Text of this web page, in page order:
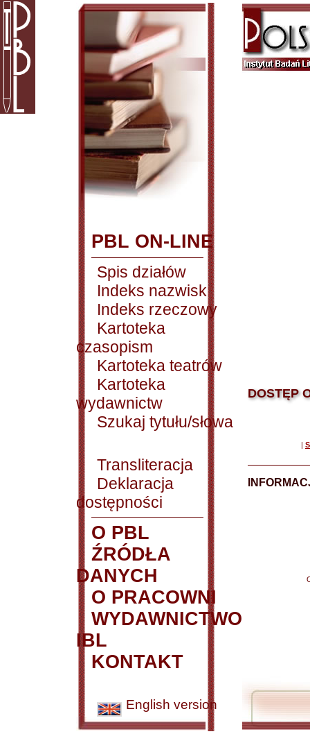
PBL ON-LINE
Spis działów
Indeks nazwisk
Indeks rzeczowy
Kartoteka
czasopism
Kartoteka teatrów
Kartoteka
wydawnictw
Szukaj tytułu/słowa
Transliteracja
Deklaracja
dostępności
O PBL
ŹRÓDŁA
DANYCH
O PRACOWNI
WYDAWNICTWO
IBL
KONTAKT
English version
DOSTĘP
|